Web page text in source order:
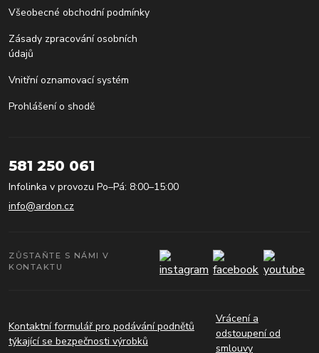
Všeobecné obchodní podmínky
Zásady zpracování osobních
údajů
Vnitřní oznamovací systém
Prohlášení o shodě
581 250 061
Infolinka v provozu Po–Pá: 8:00–15:00
info@ardon.cz
ZŮSTAŇTE S NÁMI V
KONTAKTU
Kontaktní formulář pro podávání podnětů
týkající se bezpečnosti výrobků
Vrácení a
odstoupení od
smlouvy